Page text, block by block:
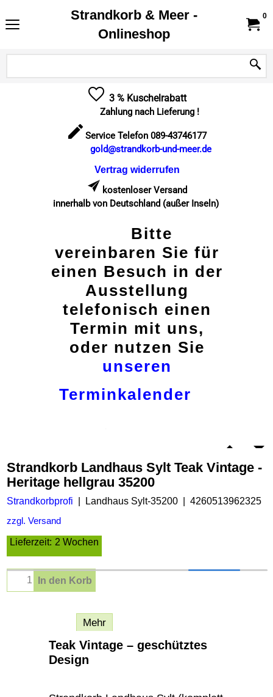
Strandkorb & Meer -
Onlineshop
0
3 % Kuschelrabatt
Zahlung nach Lieferung !
Service Telefon 089-43746177
gold@strandkorb-und-meer.de
Vertrag widerrufen
kostenloser Versand
innerhalb von Deutschland (außer Inseln)
Bitte
vereinbaren Sie für
einen Besuch in der
Ausstellung
telefonisch einen
Termin mit uns,
oder nutzen Sie
unseren
Terminkalender
Strandkorb Landhaus Sylt Teak Vintage -
Heritage hellgrau 35200
Strandkorbprofi Landhaus Sylt-35200 4260513962325
zzgl. Versand
Lieferzeit: 2 Wochen
In den Korb
Mehr
Teak Vintage – geschütztes
Design